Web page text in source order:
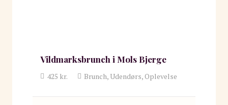
Vildmarksbrunch i Mols Bjerge
425 kr. Brunch, Udendørs, Oplevelse